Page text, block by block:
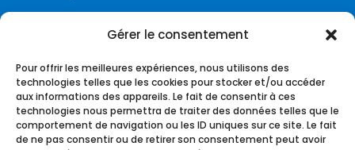
Gérer le consentement
Pour offrir les meilleures expériences, nous utilisons des
technologies telles que les cookies pour stocker et/ou accéder
aux informations des appareils. Le fait de consentir à ces
technologies nous permettra de traiter des données telles que le
comportement de navigation ou les ID uniques sur ce site. Le fait
de ne pas consentir ou de retirer son consentement peut avoir
Contact
Fédération UNSA-Ferroviaire
56, rue du Faubourg Montmartre
75009 – Paris
federation@unsa-ferroviaire.org